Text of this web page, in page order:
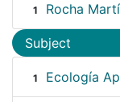
1 Rocha
Subject
1 Ecología